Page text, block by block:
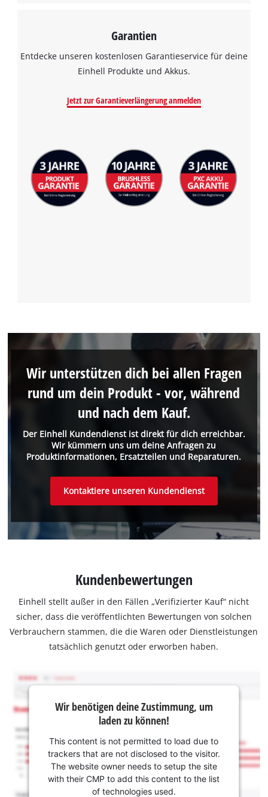
Garantien
Entdecke unseren kostenlosen Garantieservice für deine
Einhell Produkte und Akkus.
Jetzt zur Garantieverlängerung anmelden
Der Einhell Kundendienst ist direkt für dich erreichbar.
Wir kümmern uns um deine Anfragen zu
Produktinformationen, Ersatzteilen und Reparaturen.
Wir unterstützen dich bei allen Fragen
rund um dein Produkt - vor, während
und nach dem Kauf.
Kontaktiere unseren Kundendienst
Kundenbewertungen
Einhell stellt außer in den Fällen „Verifizierter Kauf“ nicht
sicher, dass die veröffentlichten Bewertungen von solchen
Verbrauchern stammen, die die Waren oder Dienstleistungen
tatsächlich genutzt oder erworben haben.
Wir benötigen deine Zustimmung, um
laden zu können!
This content is not permitted to load due to
trackers that are not disclosed to the visitor.
The website owner needs to setup the site
with their CMP to add this content to the list
of technologies used.